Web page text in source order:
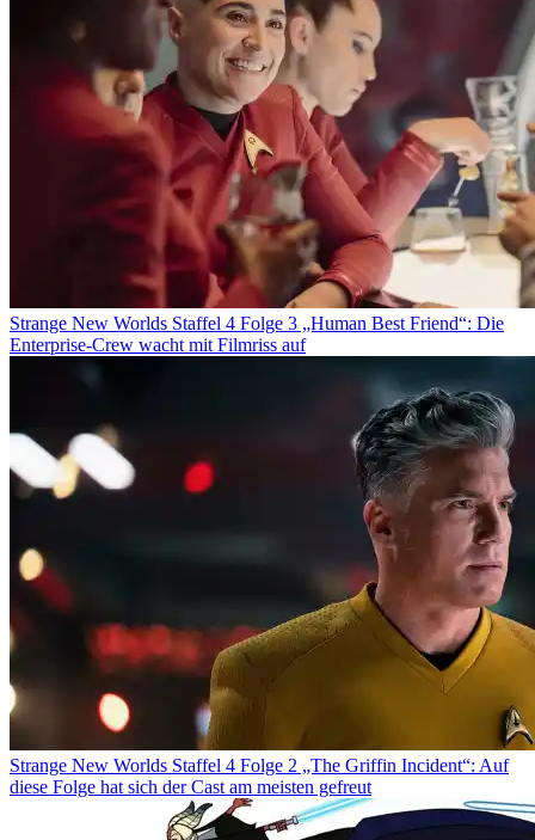
Strange New Worlds Staffel 4 Folge 3 „Human Best Friend“: Die
Enterprise-Crew wacht mit Filmriss auf
Strange New Worlds Staffel 4 Folge 2 „The Griffin Incident“: Auf
diese Folge hat sich der Cast am meisten gefreut